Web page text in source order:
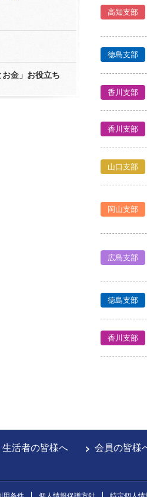
お金」お役立ち
高知支部
徳島支部
香川支部
香川支部
山口支部
岡山支部
広島支部
徳島支部
香川支部
生活者の皆様へ 会員の皆様